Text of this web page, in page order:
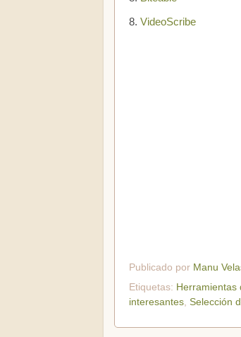
8. VideoScribe
Publicado por Manu
Etiquetas: Herramientas
interesantes Selección